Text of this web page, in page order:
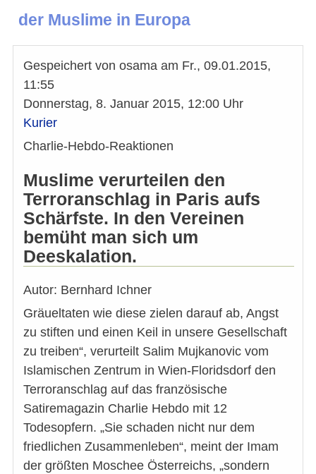
der Muslime in Europa
Gespeichert von osama am Fr., 09.01.2015,
11:55
Donnerstag, 8. Januar 2015, 12:00 Uhr
Kurier
Charlie-Hebdo-Reaktionen
Muslime verurteilen den
Terroranschlag in Paris aufs
Schärfste. In den Vereinen
bemüht man sich um
Deeskalation.
Autor: Bernhard Ichner
Gräueltaten wie diese zielen darauf ab, Angst
zu stiften und einen Keil in unsere Gesellschaft
zu treiben“, verurteilt Salim Mujkanovic vom
Islamischen Zentrum in Wien-Floridsdorf den
Terroranschlag auf das französische
Satiremagazin Charlie Hebdo mit 12
Todesopfern. „Sie schaden nicht nur dem
friedlichen Zusammenleben“, meint der Imam
der größten Moschee Österreichs, „sondern